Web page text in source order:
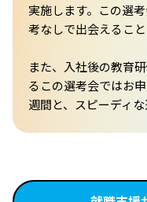
実施します。この選
考なしで出会えること
また、入社後の教育
るこの選考会ではお
週間と、スピーディな